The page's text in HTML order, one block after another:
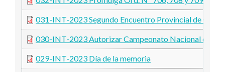
031-INT-2023 Segundo Encuentro Provincial de
030-INT-2023 Autorizar Campeonato Nacional de
029-INT-2023 Día de la memoria